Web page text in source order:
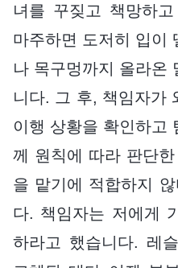
녀를 꾸짖고 책망하
마주하면 도저히 입이
나 목구멍까지 올라온
니다. 그 후, 책임자가
이행 상황을 확인하고
께 원칙에 따라 판단
을 맡기에 적합하지
다. 책임자는 저에게
하라고 했습니다. 레